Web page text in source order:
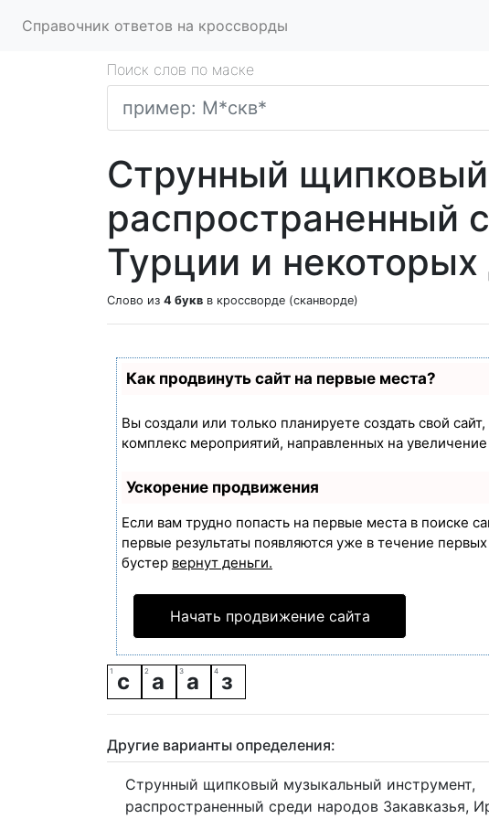
Справочник ответов на кроссворды
Поиск слов по маске
Струнный
распространенный
Турции и некоторых
Слово из 4 букв в кроссворде (сканворде)
Как продвинуть сайт на первые места?
Вы создали или только планируете создать свой
комплекс мероприятий, направленных на
Ускорение продвижения
Если вам трудно попасть на первые места в поиске
первые результаты появляются уже в течение
бустер вернут деньги.
Начать продвижение сайта
с а а з
Другие варианты определения:
Струнный щипковый музыкальный инструмент,
распространенный среди народов Закавказья,